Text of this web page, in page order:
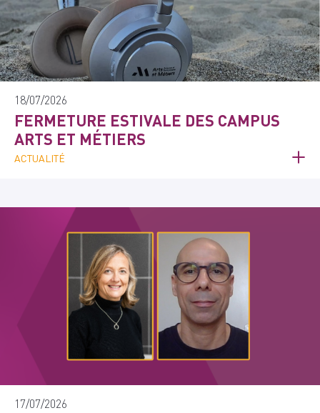
18/07/2026
FERMETURE ESTIVALE DES CAMPUS
ARTS ET MÉTIERS
ACTUALITÉ
17/07/2026